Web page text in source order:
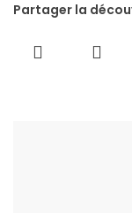
Partager la